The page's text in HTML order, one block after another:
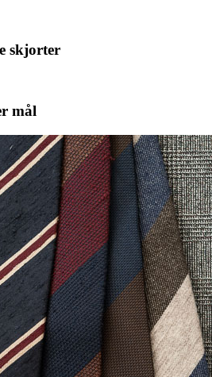
skjorter
mål